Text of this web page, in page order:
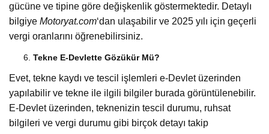
gücüne ve tipine göre değişkenlik göstermektedir. Detaylı
bilgiye Motoryat.com‘dan ulaşabilir ve 2025 yılı için geçerli
vergi oranlarını öğrenebilirsiniz.
Tekne E-Devlette Gözükür Mü?
Evet, tekne kaydı ve tescil işlemleri e-Devlet üzerinden
yapılabilir ve tekne ile ilgili bilgiler burada görüntülenebilir.
E-Devlet üzerinden, teknenizin tescil durumu, ruhsat
bilgileri ve vergi durumu gibi birçok detayı takip